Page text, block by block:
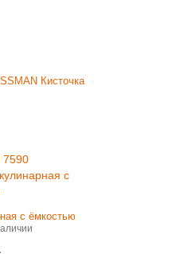
7590
с